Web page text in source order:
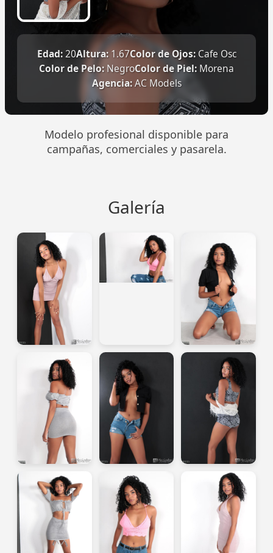
Edad:20Altura:1.67Color de Ojos:Cafe Osc
Color de Pelo:NegroColor de Piel: Morena
Agencia:AC Models
Modelo profesional disponible para
campañas, comerciales y pasarela.
Galería